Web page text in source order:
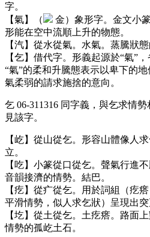
字。
【氣】（
金）象形字。金文小
形能在空中流順上升的物態。
【汽】從水從氣。水氣。蒸騰狀態
【乞】借代字。形義起源於“氣”
“氣”的柔和升騰態表示以卑下的
氣柔弱的請求施捨的意向。
乞 06-311316 同字義，與乞求情
見該字。
【屹】從山從乞。形容山體像人
立。
【吃】小篆從口從乞。聲氣行進
音韻接濟的情勢。結巴。
【疙】從疒從乞。用於詞組（疙
平滑情勢，似人求乞狀）呈現出突
【圪】從土從乞。土疙瘩。路面
情勢的孤屹土石。